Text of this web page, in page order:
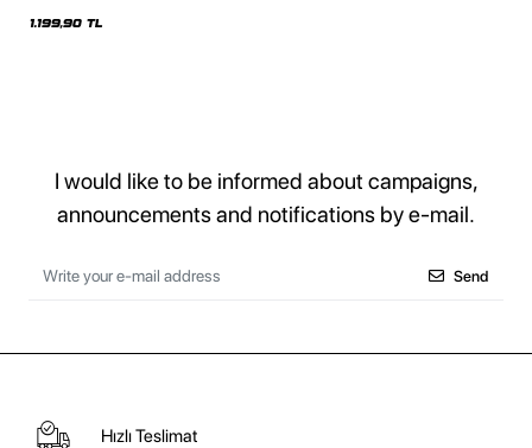
1.199,90 TL
I would like to be informed about campaigns,
announcements and notifications by e-mail.
Send
Hızlı Teslimat